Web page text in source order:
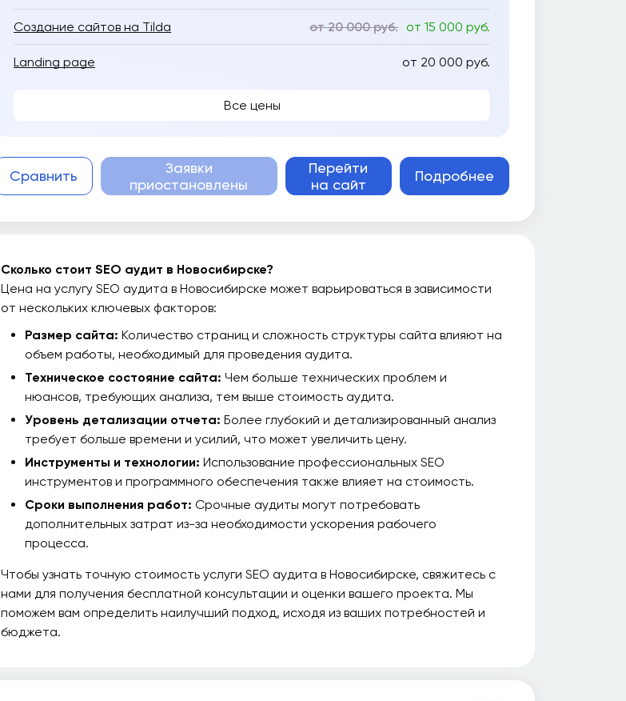
Создание сайтов на Tilda от 20 000 руб. от 15 000 руб.
Landing page от 20 000 руб.
Все цены
Сравнить
Заявки
приостановлены
Перейти
на сайт
Подробнее
Сколько стоит SEO аудит в Новосибирске?
Цена на услугу SEO аудита в Новосибирске может варьироваться в зависимости
от нескольких ключевых факторов:
Размер сайта: Количество страниц и сложность структуры сайта влияют на
объем работы, необходимый для проведения аудита.
Техническое состояние сайта: Чем больше технических проблем и
нюансов, требующих анализа, тем выше стоимость аудита.
Уровень детализации отчета: Более глубокий и детализированный анализ
требует больше времени и усилий, что может увеличить цену.
Инструменты и технологии: Использование профессиональных SEO
инструментов и программного обеспечения также влияет на стоимость.
Сроки выполнения работ: Срочные аудиты могут потребовать
дополнительных затрат из-за необходимости ускорения рабочего
процесса.
Чтобы узнать точную стоимость услуги SEO аудита в Новосибирске, свяжитесь с
нами для получения бесплатной консультации и оценки вашего проекта. Мы
поможем вам определить наилучший подход, исходя из ваших потребностей и
бюджета.